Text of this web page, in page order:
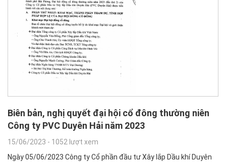
Biên bản, nghị quyết đại hội cổ đông thường niên
Công ty PVC Duyên Hải năm 2023
15/06/2023 - 1052 lượt xem
Ngày 05/06/2023 Công ty Cổ phần đầu tư Xây lắp Dầu khí Duyên